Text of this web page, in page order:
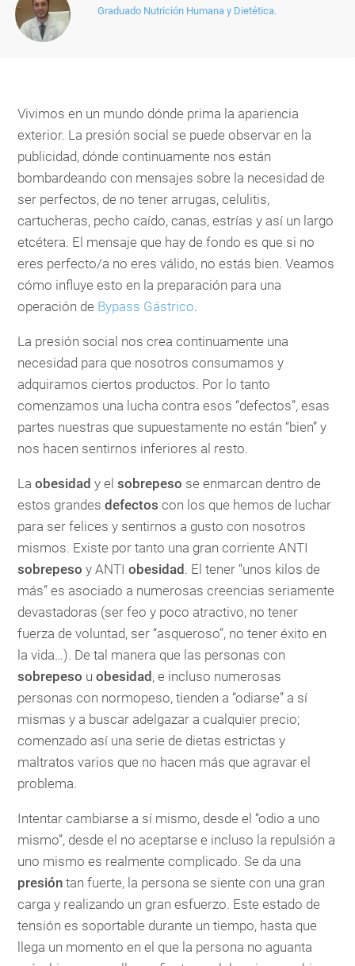
Graduado Nutrición Humana y Dietética.
Vivimos en un mundo dónde prima la apariencia
exterior. La presión social se puede observar en la
publicidad, dónde continuamente nos están
bombardeando con mensajes sobre la necesidad de
ser perfectos, de no tener arrugas, celulitis,
cartucheras, pecho caído, canas, estrías y así un largo
etcétera. El mensaje que hay de fondo es que si no
eres perfecto/a no eres válido, no estás bien. Veamos
cómo influye esto en la preparación para una
operación de Bypass Gástrico.
La presión social nos crea continuamente una
necesidad para que nosotros consumamos y
adquiramos ciertos productos. Por lo tanto
comenzamos una lucha contra esos “defectos”, esas
partes nuestras que supuestamente no están “bien” y
nos hacen sentirnos inferiores al resto.
La obesidad y el sobrepeso se enmarcan dentro de
estos grandes defectos con los que hemos de luchar
para ser felices y sentirnos a gusto con nosotros
mismos. Existe por tanto una gran corriente ANTI
sobrepeso y ANTI obesidad . El tener “unos kilos de
más” es asociado a numerosas creencias seriamente
devastadoras (ser feo y poco atractivo, no tener
fuerza de voluntad, ser “asqueroso”, no tener éxito en
la vida…). De tal manera que las personas con
sobrepeso u obesidad , e incluso numerosas
personas con normopeso, tienden a “odiarse” a sí
mismas y a buscar adelgazar a cualquier precio;
comenzado así una serie de dietas estrictas y
maltratos varios que no hacen más que agravar el
problema.
Intentar cambiarse a sí mismo, desde el “odio a uno
mismo”, desde el no aceptarse e incluso la repulsión a
uno mismo es realmente complicado. Se da una
presión tan fuerte, la persona se siente con una gran
carga y realizando un gran esfuerzo. Este estado de
tensión es soportable durante un tiempo, hasta que
llega un momento en el que la persona no aguanta